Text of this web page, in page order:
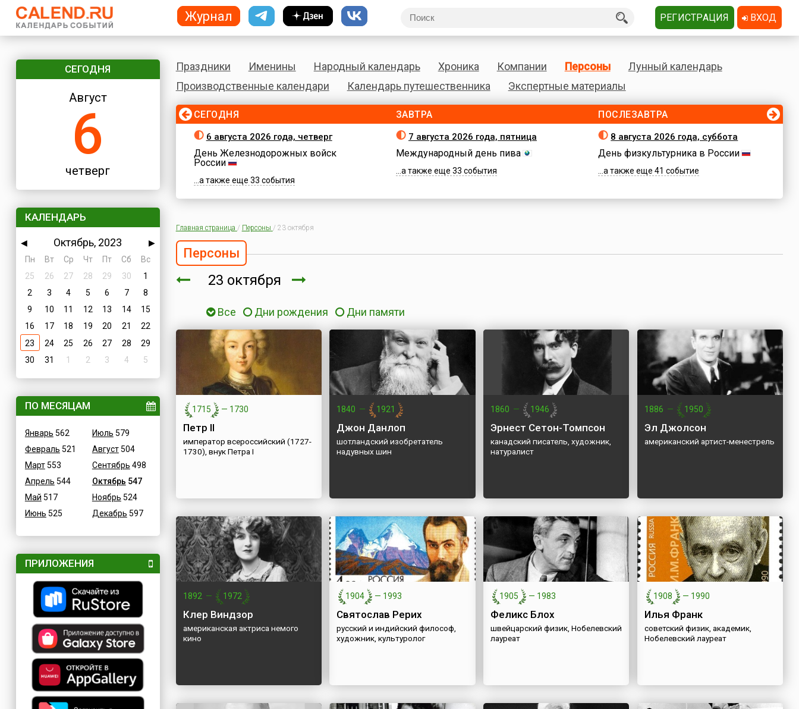
СЕГОДНЯ
Август
6
четверг
КАЛЕНДАРЬ
◀ Октябрь, 2023
▶
Пн
Вт Ср Чт Пт Сб
Вс
25
26 27 28 29 30
1
2
3 4 5 6 7
8
9
10 11 12 13 14
15
16
17 18 19 20 21
22
23
24 25 26 27 28
29
30
31 1 2 3 4 5
ПО МЕСЯЦАМ
Январь 562
Февраль 521
Март553
Апрель 544
Май 517
Июнь 525
Июль 579
Август504
Сентябрь 498
Октябрь 547
Ноябрь 524
Декабрь 597
ПРИЛОЖЕНИЯ
Праздники Именины Народный календарь Хроника Компании Персоны
Лунный календарь
Производственные календари
Календарь путешественника Экспертные материалы
СЕГОДНЯ
6 августа 2026 года, четверг
День Железнодорожных войск
России
...а также еще 33 события
ЗАВТРА
7 августа 2026 года, пятница
Международный день пива
...а также еще 33 события
ПОСЛЕЗАВТРА
8 августа 2026 года, суббота
День физкультурника в России
...а также еще 41 событие
Главная страница / Персоны / 23 октября
Персоны
23 октября
Все Дни рождения Дни памяти
1715 — 1730
Петр II
император всероссийский (1727-
1730), внук Петра I
1840 — 1921
Джон Данлоп
шотландский изобретатель
надувных шин
1860 — 1946
Эрнест Сетон-Томпсон
канадский писатель, художник,
натуралист
1886 — 1950
Эл Джолсон
американский артист-менестрель
1892 — 1972
Клер Виндзор
американская актриса немого
кино
1904 — 1993
Святослав Рерих
русский и индийский философ,
художник, культуролог
1905 — 1983
Феликс Блох
швейцарский физик, Нобелевский
лауреат
1908 — 1990
Илья Франк
советский физик, академик,
Нобелевский лауреат
Журнал РЕГИСТРАЦИЯ ВХОД